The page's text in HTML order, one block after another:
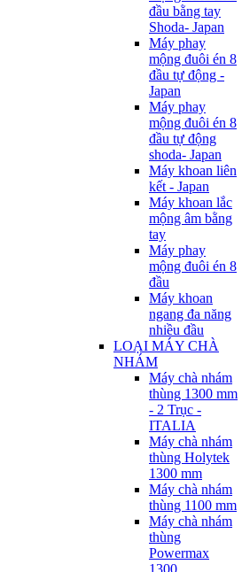
đầu bằng tay
Shoda- Japan
Máy phay
mộng đuôi én 8
đầu tự động -
Japan
Máy phay
mộng đuôi én 8
đầu tự động
shoda- Japan
Máy khoan liên
kết - Japan
Máy khoan lắc
mộng âm bằng
tay
Máy phay
mộng đuôi én 8
đầu
Máy khoan
ngang đa năng
nhiều đầu
LOẠI MÁY CHÀ
NHÁM
Máy chà nhám
thùng 1300 mm
- 2 Trục -
ITALIA
Máy chà nhám
thùng Holytek
1300 mm
Máy chà nhám
thùng 1100 mm
Máy chà nhám
thùng
Powermax
1300